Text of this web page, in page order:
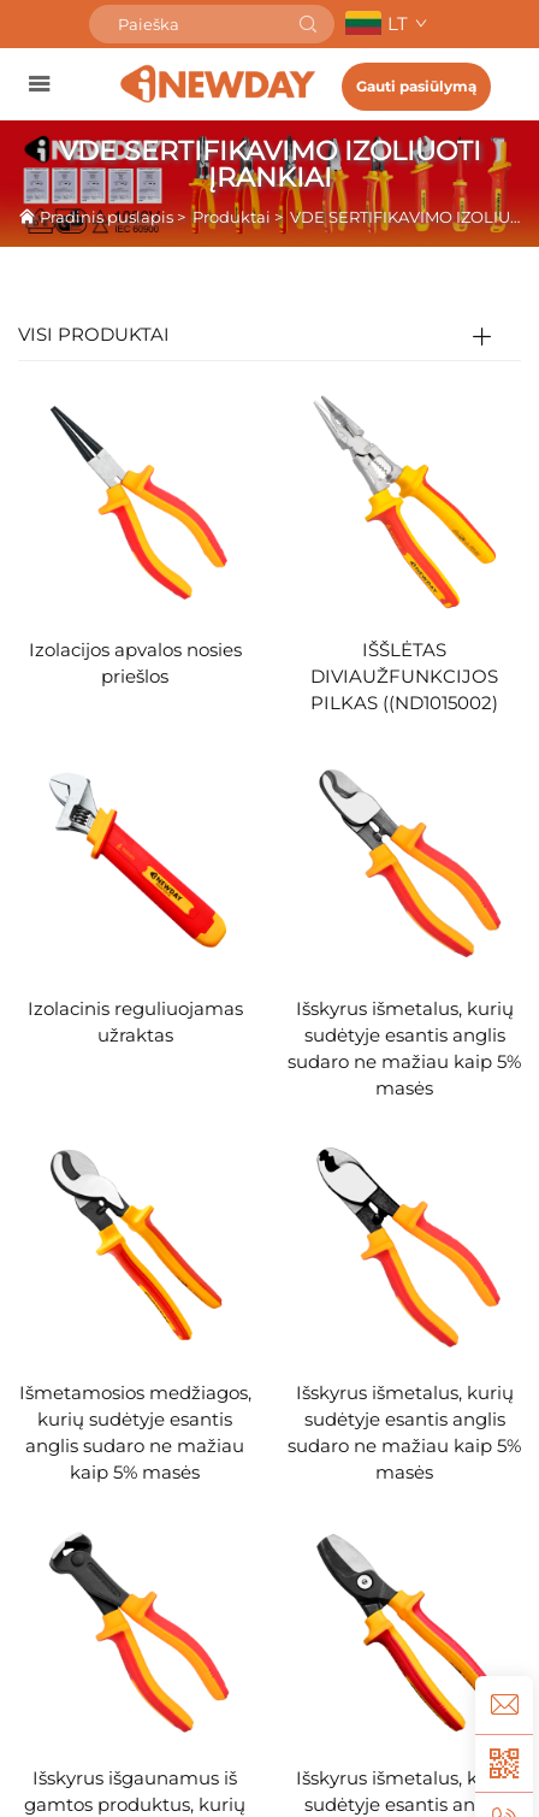
LT
Gauti pasiūlymą
VDE SERTIFIKAVIMO IZOLIUOTI
ĮRANKIAI
Pradinis puslapis> Produktai> VDE SERTIFIKAVIMO IZOLIUOTI ĮRANKIAI
VISI PRODUKTAI
Izolacijos apvalos nosies
priešlos
IŠŠLĖTAS
DIVIAUŽFUNKCIJOS
PILKAS ((ND1015002)
Izolacinis reguliuojamas
užraktas
Išskyrus išmetalus, kurių
sudėtyje esantis anglis
sudaro ne mažiau kaip 5%
masės
Išmetamosios medžiagos,
kurių sudėtyje esantis
anglis sudaro ne mažiau
kaip 5% masės
Išskyrus išmetalus, kurių
sudėtyje esantis anglis
sudaro ne mažiau kaip 5%
masės
Išskyrus išgaunamus iš
gamtos produktus, kurių
Išskyrus išmetalus, kurių
sudėtyje esantis anglis